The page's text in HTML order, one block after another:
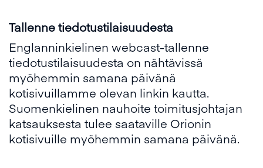
Tallenne tiedotustilaisuudesta
Englanninkielinen webcast-tallenne
tiedotustilaisuudesta on nähtävissä
myöhemmin samana päivänä
kotisivuillamme olevan linkin kautta.
Suomenkielinen nauhoite toimitusjohtajan
katsauksesta tulee saataville Orionin
kotisivuille myöhemmin samana päivänä.